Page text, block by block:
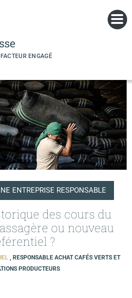
ENGAGÉ
ENTREPRISE RESPONSABLE
des cours du
ou nouveau
?
, RESPONSABLE ACHAT CAFÉS VERTS ET
PRODUCTEURS